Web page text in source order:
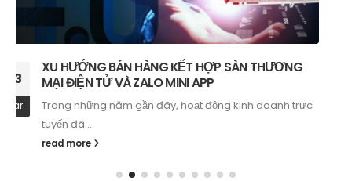
18
Tìm Hiểu Zalo Mini App – Giải Pháp Affiliate
Marketing Trên Zalo Mini App
Zalo Mini App - Không Chỉ Là Nơi Bán Hàng, Mà Còn...
read more